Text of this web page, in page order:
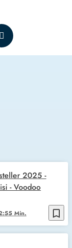
bookmark_border
Min.
2025 -
- Voodoo